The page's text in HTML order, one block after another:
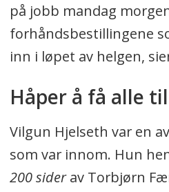
på jobb mandag
forhåndsbestillingene
inn i løpet av helgen,
Håper å få alle
Vilgun Hjelseth var en
som var innom. Hun
200 siderav Torbjørn